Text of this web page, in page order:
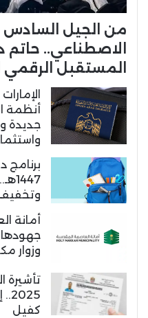
من الجيل السادس
الاصطناعي..
المستقبل الرقمي
أنظمة
جديدة
برنامج
وتخفيف
أمانة
جهودها
وزوار
تأشيرة
كفيل